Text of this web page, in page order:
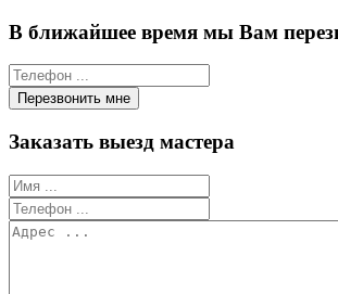
В ближайшее время мы Вам
Заказать выезд мастера